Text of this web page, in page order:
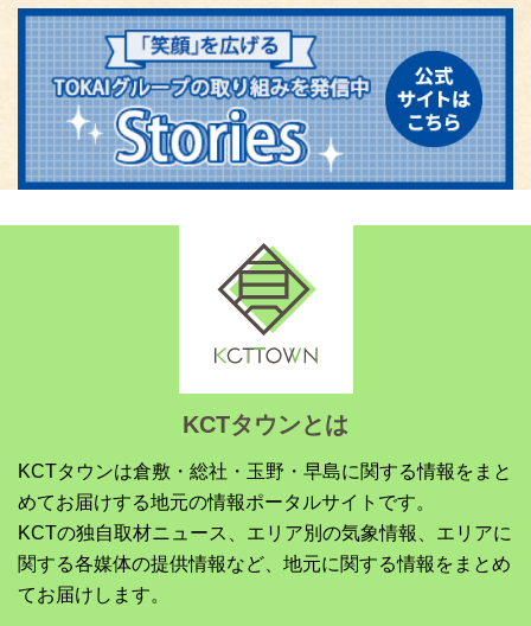
KCTタウンとは
KCTタウンは倉敷・総社・玉野・早島に関する情報をまと
めてお届けする地元の情報ポータルサイトです。
KCTの独自取材ニュース、エリア別の気象情報、エリアに
関する各媒体の提供情報など、地元に関する情報をまとめ
てお届けします。